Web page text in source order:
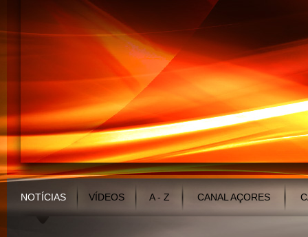
NOTÍCIAS VÍDEOS A - Z CANAL AÇORES